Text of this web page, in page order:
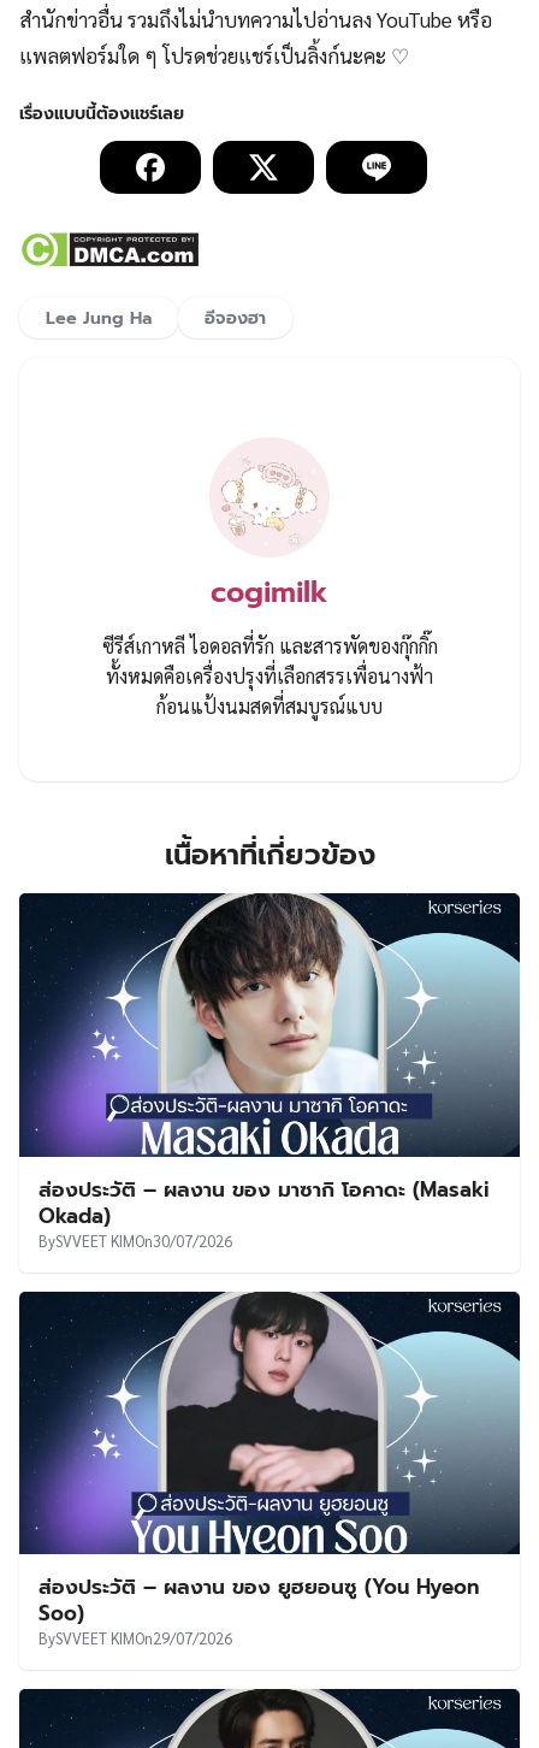
สำนักข่าวอื่น รวมถึงไม่นำบทความไปอ่านลง YouTube หรือ
แพลตฟอร์มใด ๆ โปรดช่วยแชร์เป็นลิ้งก์นะคะ ♡
Lee Jung Ha อีจองฮา
cogimilk
ซีรีส์เกาหลี ไอดอลที่รัก และสารพัดของกุ๊กกิ๊ก
ทั้งหมดคือเครื่องปรุงที่เลือกสรรเพื่อนางฟ้า
ก้อนแป้งนมสดที่สมบูรณ์แบบ
เนื้อหาที่เกี่ยวข้อง
ส่องประวัติ – ผลงาน ของ มาซากิ โอคาดะ (Masaki
Okada)
BySVVEET KIMOn30/07/2026
ส่องประวัติ – ผลงาน ของ ยูฮยอนซู (You Hyeon
Soo)
BySVVEET KIMOn29/07/2026